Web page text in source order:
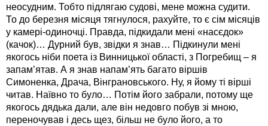
неосудним. Тобто підлягаю судові, мене можна судити.
То до березня місяця тягнулося, рахуйте, то є сім місяців
у камері-одиночці. Правда, підкидали мені «насєдок»
(качок)… Дурний був, звідки я знав… Підкинули мені
якогось ніби поета із Винницької області, з Погребищ – я
запам’ятав. А я знав напам’ять багато віршів
Симоненка, Драча, Вінграновського. Ну, я йому ті вірші
читав. Наївно то було… Потім його забрали, потому ще
якогось дядька дали, але він недовго побув зі мною,
переночував і десь щез, більш не було його, а то